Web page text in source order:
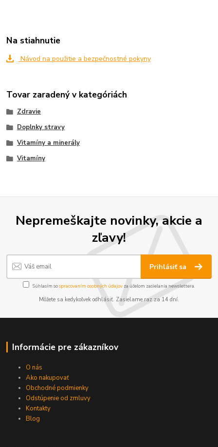
Na stiahnutie
Návod na použitie a bezpečnostné pokyny
Tovar zaradený v kategóriách
Zdravie
Doplnky stravy
Vitamíny a minerály
Vitamíny
Nepremeškajte novinky, akcie a
zľavy!
Prihlásiť sa
Súhlasím sospracovaním osobných údajov za účelom zasielania newslettera.
Môžete sa kedykoľvek odhlásiť. Zasielame raz za 14 dní.
Informácie pre zákazníkov
O nás
Ako nakupovať
Obchodné podmienky
Odstúpenie od zmluvy
Kontakty
Blog